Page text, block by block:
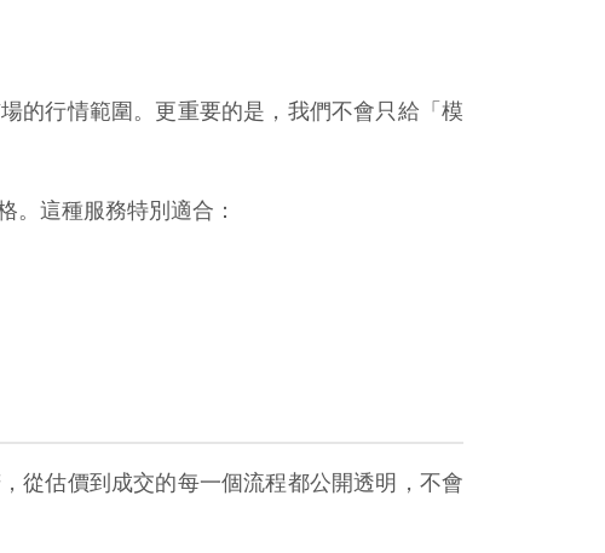
的行情範圍。更重要的是，我們不會只給「模
。這種服務特別適合：
從估價到成交的每一個流程都公開透明，不會